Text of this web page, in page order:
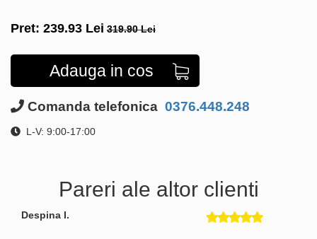
Pret: 239.93 Lei 319.90 Lei
Adauga in cos
Comanda telefonica 0376.448.248
L-V: 9:00-17:00
Pareri ale altor clienti
Despina I.